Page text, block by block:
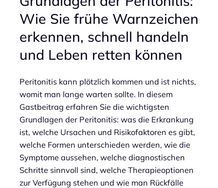
Wie Sie frühe Warnzeichen
erkennen, schnell handeln
und Leben retten können
Peritonitis kann plötzlich kommen und ist nichts,
womit man lange warten sollte. In diesem
Gastbeitrag erfahren Sie die wichtigsten
Grundlagen der Peritonitis: was die Erkrankung
ist, welche Ursachen und Risikofaktoren es gibt,
welche Formen unterschieden werden, wie die
Symptome aussehen, welche diagnostischen
Schritte sinnvoll sind, welche Therapieoptionen
zur Verfügung stehen und wie man Rückfälle